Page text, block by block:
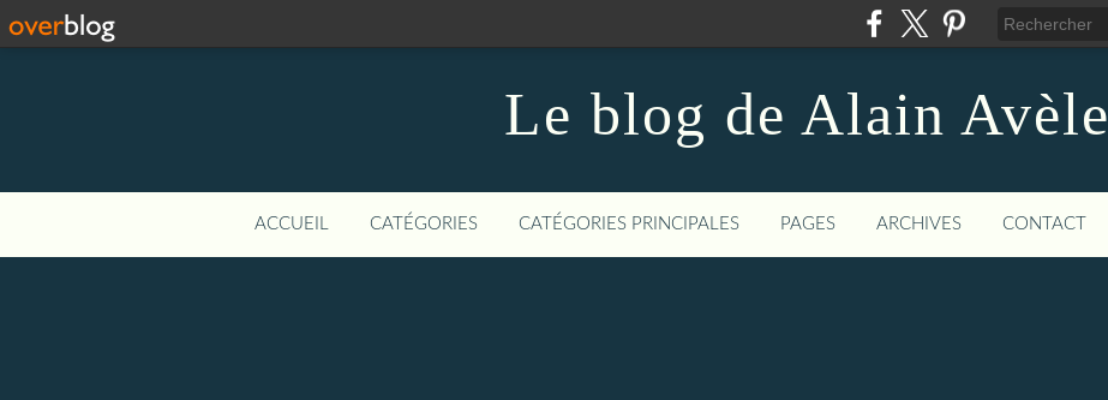
Le blog de Alain Avèle
ACCUEIL CATÉGORIES CATÉGORIES PRINCIPALES PAGES ARCHIVES CONTACT